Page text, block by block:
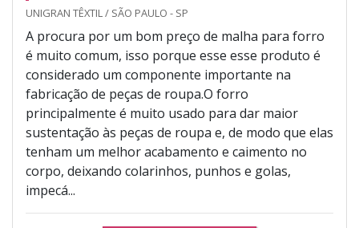
UNIGRAN TÊXTIL / SÃO PAULO - SP
A procura por um bom preço de malha para forro
é muito comum, isso porque esse esse produto é
considerado um componente importante na
fabricação de peças de roupa.O forro
principalmente é muito usado para dar maior
sustentação às peças de roupa e, de modo que elas
tenham um melhor acabamento e caimento no
corpo, deixando colarinhos, punhos e golas,
impecá...